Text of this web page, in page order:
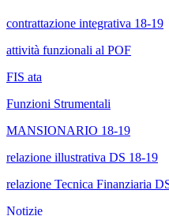
contrattazione integrativa 18-19
attività funzionali al POF
FIS ata
Funzioni Strumentali
MANSIONARIO 18-19
relazione illustrativa DS 18-19
relazione Tecnica Finanziaria
Notizie